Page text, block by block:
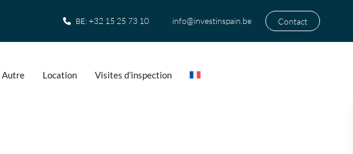
BE:+32 15 25 73 10 info@investinspain.be Contact
Autre Location Visites d’inspection